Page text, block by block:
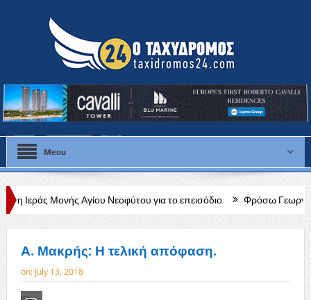
Menu
Αγίου Νεοφύτου για το επεισόδιο Φρόσω Γεωργίου: «Διαρκής,
Α. Μακρής: Η τελική απόφαση.
on: July 13, 2018